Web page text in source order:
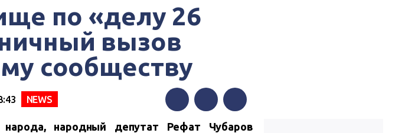
по «делу 26
вызов
сообществу
NEWS
FacebookTwitterTelegram
народа, народный депутат Рефат Чубаров